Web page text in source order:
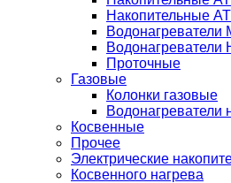
Накопительные
Водонагреватели
Водонагреватели
Проточные
Газовые
Колонки газовые
Водонагреватели
Косвенные
Прочее
Электрические
Косвенного нагрева